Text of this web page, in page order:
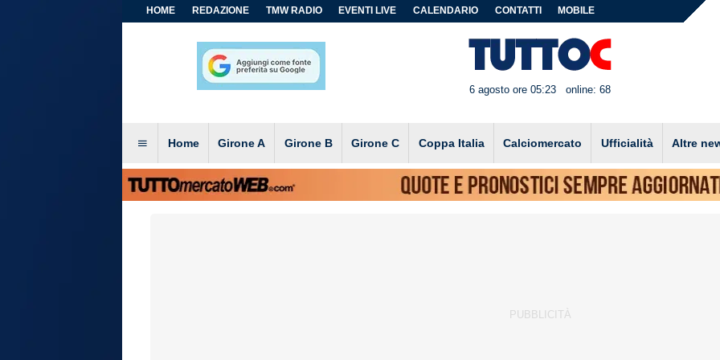
HOME REDAZIONE TMW RADIO EVENTI LIVE CALENDARIO CONTATTI MOBILE
6 agosto ore 05:23 online: 68
Home Girone A Girone B Girone C Coppa Italia Calciomercato Ufficialità Altre